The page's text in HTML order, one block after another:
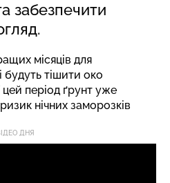
забезпечити
місяців для
будуть тішити око
цей період ґрунт уже
нічних заморозків
ДНЯ